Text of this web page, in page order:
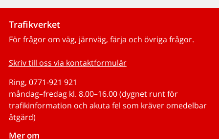
Trafikverket
För frågor om väg, järnväg, färja och övriga frågor.
Skriv till oss via kontaktformulär
Ring, 0771-921 921
måndag–fredag kl. 8.00–16.00 (dygnet runt för
trafikinformation och akuta fel som kräver omedelbar
åtgärd)
Mer om